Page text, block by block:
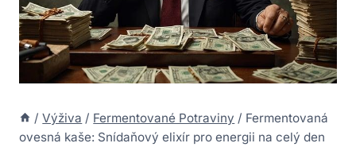
/ Výživa / Fermentované Potraviny / Fermentovaná
ovesná kaše: Snídaňový elixír pro energii na celý den